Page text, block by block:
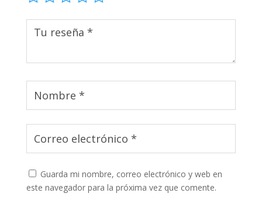
Guarda mi nombre, correo electrónico y web en
este navegador para la próxima vez que comente.